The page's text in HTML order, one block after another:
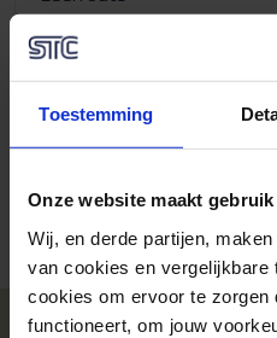
Toestemming
Onze website maakt
Wij, en derde partijen,
van cookies en vergelijkbare
cookies om ervoor te zorgen
functioneert, om jouw
Er staan momenteel geen